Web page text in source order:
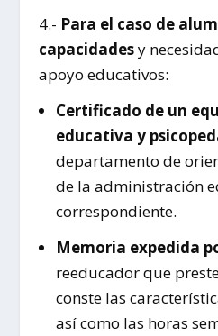
4.- Para el caso de
capacidadesy
apoyo educativos:
Certificado de un
educativa y
departamento de
de la administración
correspondiente.
Memoria expedida
reeducador que
conste las
así como las horas